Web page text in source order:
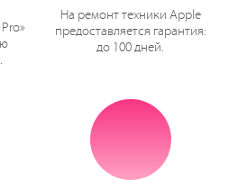
На ремонт техники Apple
предоставляется гарантия:
до 100 дней.